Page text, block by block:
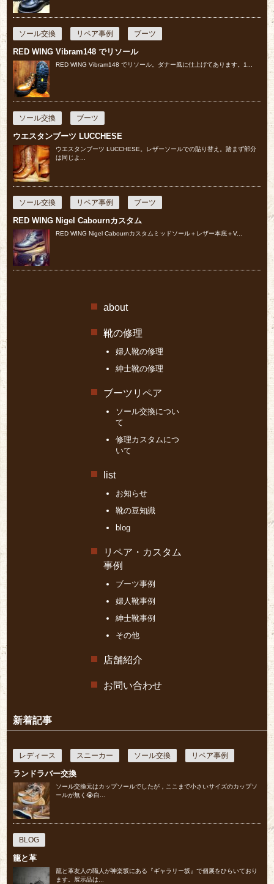
ソール交換 リペア事例 ブーツ
RED WING Vibram148 でリソール
RED WING Vibram148 でリソール。ダナー風に仕上げてあります。1...
ソール交換 ブーツ
ウエスタンブーツ LUCCHESE
ウエスタンブーツ LUCCHESE。レザーソールでの貼り替え。踏まず部分
は同じよ...
ソール交換 リペア事例 ブーツ
RED WING Nigel Cabournカスタム
RED WING Nigel Cabournカスタムミッドソール＋レザー本底＋V...
about
靴の修理
婦人靴の修理
紳士靴の修理
ブーツリペア
ソール交換につい
て
修理カスタムにつ
いて
list
お知らせ
靴の豆知識
blog
リペア・カスタム
事例
ブーツ事例
婦人靴事例
紳士靴事例
その他
店舗紹介
お問い合わせ
新着記事
レディース スニーカー ソール交換 リペア事例
ランドラバー交換
ソール交換元はカップソールでしたが，ここまで小さいサイズのカップソ
ールが無く😭白...
BLOG
籠と革
籠と革友人の職人が神楽坂にある『ギャラリー坂』で個展をひらいており
ます。展示品は...